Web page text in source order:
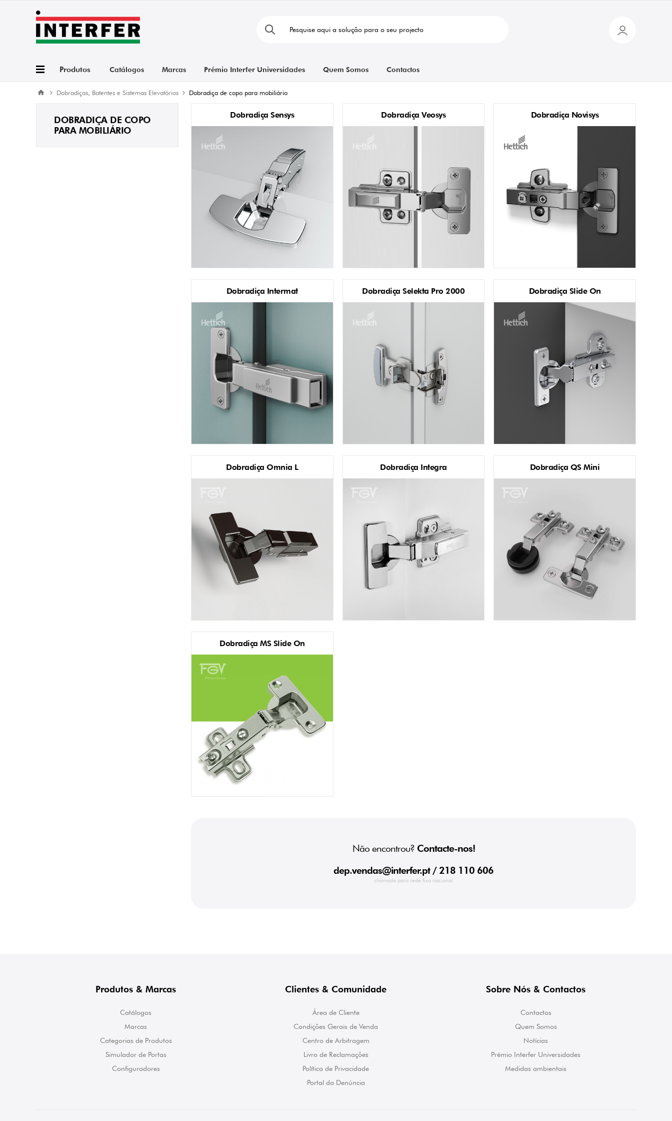
Produtos Catálogos Marcas Prémio Interfer Universidades Quem Somos Contactos
Dobradiças, Batentes e Sistemas Elevatórios Dobradiça de copo para mobiliário
Dobradiça Sensys
Sensys 95º para Portas Grossas (15)
Sensys 110º para Portas Finas (15)
Sensys 165º de Grande Ângulo (12)
Sensys 95º para ângulo W30 (2)
Ver tudo
Dobradiça Veosys Dobradiça Novisys
Dobradiça Intermat Dobradiça Selekta Pro 2000 Dobradiça Slide On
Dobradiça Omnia L Dobradiça Integra Dobradiça QS Mini
Dobradiça MS Slide On
Não encontrou? Contacte-nos!
dep.vendas@interfer.pt/ 218 110 606
chamada para rede fixa nacional
DOBRADIÇA DE COPO
PARA MOBILIÁRIO
Produtos & Marcas
Catálogos
Marcas
Categorias de Produtos
Simulador de Portas
Configuradores
Clientes & Comunidade
Área de Cliente
Condições Gerais de Venda
Centro de Arbitragem
Livro de Reclamações
Política de Privacidade
Portal da Denúncia
Sobre Nós & Contactos
Contactos
Quem Somos
Notícias
Prémio Interfer Universidades
Medidas ambientais